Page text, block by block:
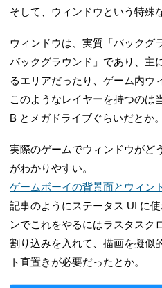
そして、ウィンドウという特殊
ウィンドウは、実質「バックグ
バックグラウンド」であり、主
るエリアだったり、ゲーム内ウ
このようなレイヤーを持つのは
B とメガドライブぐらいだとか。
実際のゲームでウィンドウがど
がわかりやすい。
ゲームボーイの背景面とウィン
記事のようにステータス UI に
ンでこれをやるにはラスタスク
割り込みを入れて、描画を擬似
ト直置きが必要だったとか。